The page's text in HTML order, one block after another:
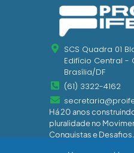
SCS Quadra 01
Edifício Central -
Brasília/DF
(61) 3322-4162
Há 20 anos
pluralidade no
Conquistas e Desafios.